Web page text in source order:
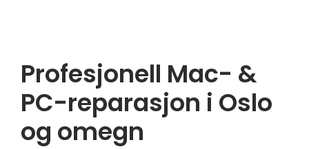
Profesjonell Mac- &
PC-reparasjon i Oslo
og omegn